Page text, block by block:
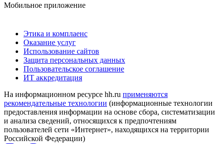
Мобильное приложение
Этика и комплаенс
Оказание услуг
Использование сайтов
Защита персональных данных
Пользовательское соглашение
ИТ аккредитация
На информационном ресурсе hh.ru применяются
рекомендательные технологии (информационные технологии
предоставления информации на основе сбора, систематизации
и анализа сведений, относящихся к предпочтениям
пользователей сети «Интернет», находящихся на территории
Российской Федерации)